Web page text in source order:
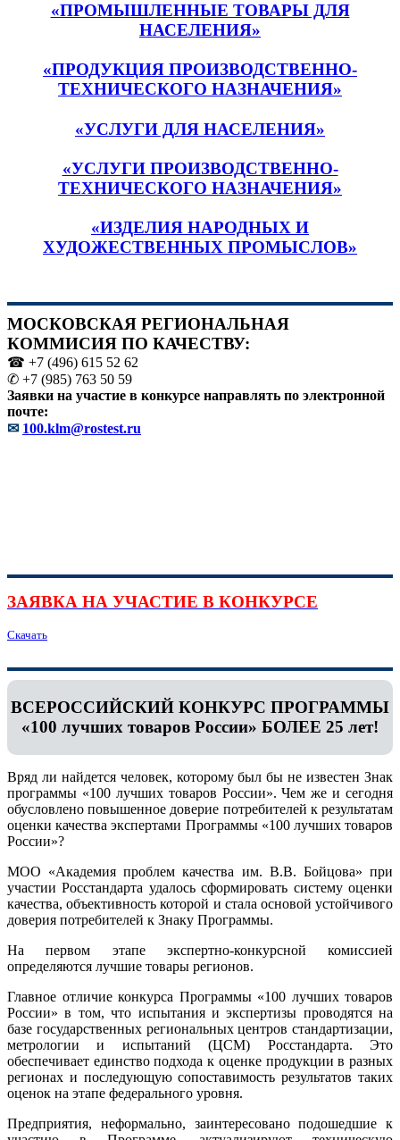
«ПРОМЫШЛЕННЫЕ ТОВАРЫ ДЛЯ
НАСЕЛЕНИЯ»
«ПРОДУКЦИЯ ПРОИЗВОДСТВЕННО-
ТЕХНИЧЕСКОГО НАЗНАЧЕНИЯ»
«УСЛУГИ ДЛЯ НАСЕЛЕНИЯ»
«УСЛУГИ ПРОИЗВОДСТВЕННО-
ТЕХНИЧЕСКОГО НАЗНАЧЕНИЯ»
«ИЗДЕЛИЯ НАРОДНЫХ И
ХУДОЖЕСТВЕННЫХ ПРОМЫСЛОВ»
МОСКОВСКАЯ РЕГИОНАЛЬНАЯ
КОММИСИЯ ПО КАЧЕСТВУ:
☎ +7 (496) 615 52 62
✆ +7 (985) 763 50 59
Заявки на участие в конкурсе направлять по электронной
почте:
✉ 100.klm@rostest.ru
ЗАЯВКА НА УЧАСТИЕ В КОНКУРСЕ
Скачать
ВСЕРОССИЙСКИЙ КОНКУРС ПРОГРАММЫ
«100 лучших товаров России» БОЛЕЕ 25 лет!
Вряд ли найдется человек, которому был бы не известен Знак
программы «100 лучших товаров России». Чем же и сегодня
обусловлено повышенное доверие потребителей к результатам
оценки качества экспертами Программы «100 лучших товаров
России»?
МОО «Академия проблем качества им. В.В. Бойцова» при
участии Росстандарта удалось сформировать систему оценки
качества, объективность которой и стала основой устойчивого
доверия потребителей к Знаку Программы.
На первом этапе экспертно-конкурсной комиссией
определяются лучшие товары регионов.
Главное отличие конкурса Программы «100 лучших товаров
России» в том, что испытания и экспертизы проводятся на
базе государственных региональных центров стандартизации,
метрологии и испытаний (ЦCM) Росстандарта. Это
обеспечивает единство подхода к оценке продукции в разных
регионах и последующую сопоставимость результатов таких
оценок на этапе федерального уровня.
Предприятия, неформально, заинтересовано подошедшие к